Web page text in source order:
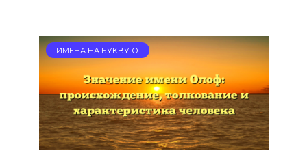
ИМЕНА НА БУКВУ О